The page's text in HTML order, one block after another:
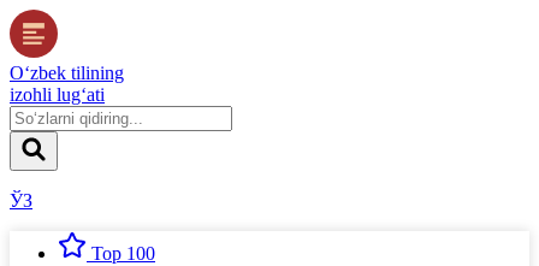
O‘zbek tilining
izohli lug‘ati
ЎЗ
Top 100